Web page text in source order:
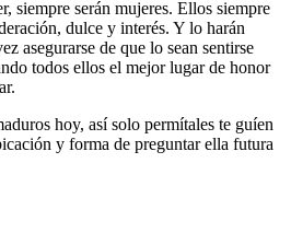
siempre serán mujeres. Ellos siempre
dulce y interés. Y lo harán
asegurarse de que lo sean sentirse
todos ellos el mejor lugar de honor
hoy, así solo permítales te guíen
y forma de preguntar ella futura